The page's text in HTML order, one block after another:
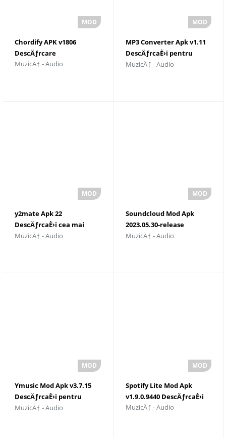
Chordify APK v1806
DescÄƒrcare
MuzicÄƒ - Audio
MP3 Converter Apk v1.11
DescÄƒrcaÈ›i pentru
Android
MuzicÄƒ - Audio
y2mate Apk 22
DescÄƒrcaÈ›i cea mai
recentÄƒ versiune 2023
MuzicÄƒ - Audio
Soundcloud Mod Apk
2023.05.30-release
DescÄƒrcaÈ›i cea mai
MuzicÄƒ - Audio
Ymusic Mod Apk v3.7.15
DescÄƒrcaÈ›i pentru
Android 2023
MuzicÄƒ - Audio
Spotify Lite Mod Apk
v1.9.0.9440 DescÄƒrcaÈ›i
MuzicÄƒ - Audio